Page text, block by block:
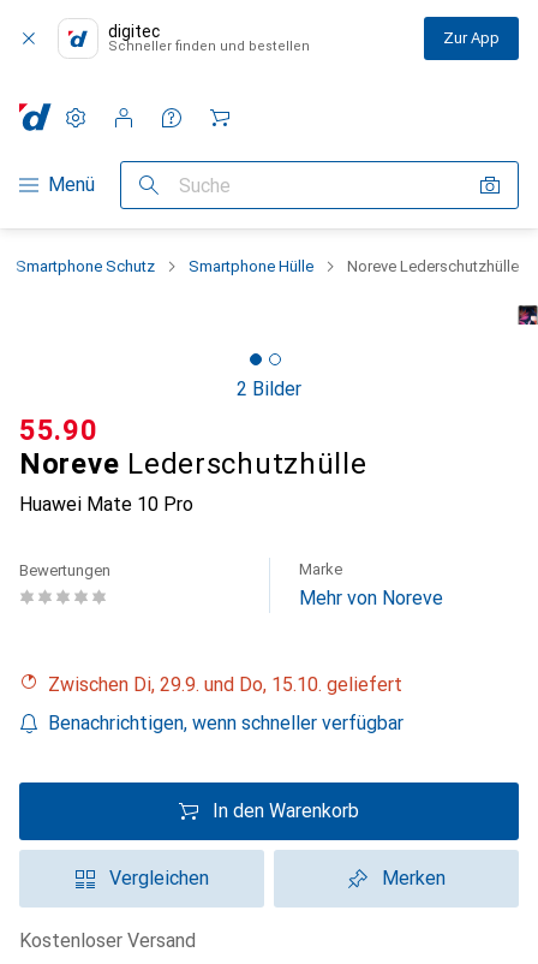
digitec
Schneller finden und bestellen Zur App
Navigation nach Kategorien
Menü Suche
Einstellungen
Kundenkonto
Vergleichslisten
Merklisten
Warenkorb
Smartphone Schutz Smartphone Hülle Noreve Lederschutzhülle
2 Bilder
Noreve Lederschutzhülle
Huawei Mate 10 Pro
CHF
55.90
Bewertungen Marke
Mehr von Noreve
Zwischen Di, 29.9. und Do, 15.10. geliefert
Benachrichtigen, wenn schneller verfügbar
In den Warenkorb
Vergleichen Merken
kostenloser Versand